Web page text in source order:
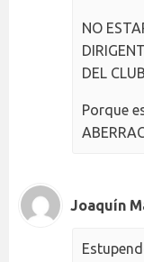
NO
DEL
Porque
Joaquín